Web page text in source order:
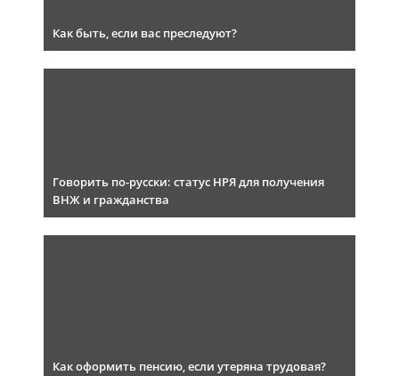
Как быть, если вас преследуют?
Говорить по-русски: статус НРЯ для получения
ВНЖ и гражданства
Как оформить пенсию, если утеряна трудовая?